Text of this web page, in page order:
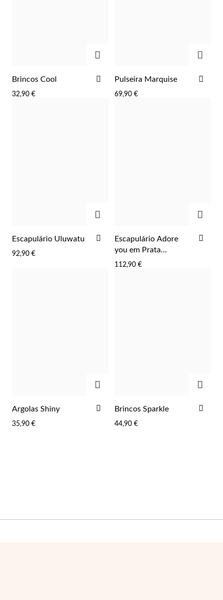
Brincos Cool
32,90 €
ADICIONAR
FAVORITOS
Pulseira Marquise
69,90 €
Escapulário Uluwatu
92,90 €
ADICIONAR
AOS
Escapulário Adore
you em Prata
Dourada
112,90 €
Argolas Shiny
35,90 €
ADICIONAR
FAVORITOS
Brincos Sparkle
44,90 €